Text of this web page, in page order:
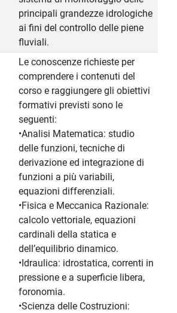
principali grandezze idrologiche
ai fini del controllo delle piene
fluviali.
Le conoscenze richieste per
comprendere i contenuti del
corso e raggiungere gli obiettivi
formativi previsti sono le
seguenti:
•Analisi Matematica: studio
delle funzioni, tecniche di
derivazione ed integrazione di
funzioni a più variabili,
equazioni differenziali.
•Fisica e Meccanica Razionale:
calcolo vettoriale, equazioni
cardinali della statica e
dell’equilibrio dinamico.
•Idraulica: idrostatica, correnti in
pressione e a superficie libera,
foronomia.
•Scienza delle Costruzioni: